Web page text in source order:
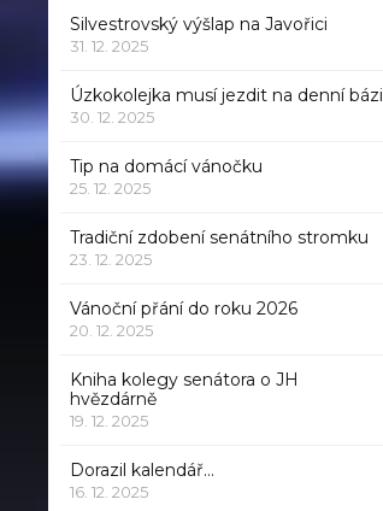
Silvestrovský výšlap na Javořici
31. 12. 2025
Úzkokolejka musí jezdit na denní bázi
30. 12. 2025
Tip na domácí vánočku
25. 12. 2025
Tradiční zdobení senátního stromku
23. 12. 2025
Vánoční přání do roku 2026
20. 12. 2025
Kniha kolegy senátora o JH
hvězdárně
19. 12. 2025
Dorazil kalendář…
16. 12. 2025